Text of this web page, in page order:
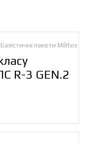
Балістичні пакети Militex
R-3 GEN.2